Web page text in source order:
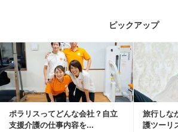
ピックアップ
ポラリスってどんな会社？自立
支援介護の仕事内容を...
旅行しな
護ツーリ
記事を読む